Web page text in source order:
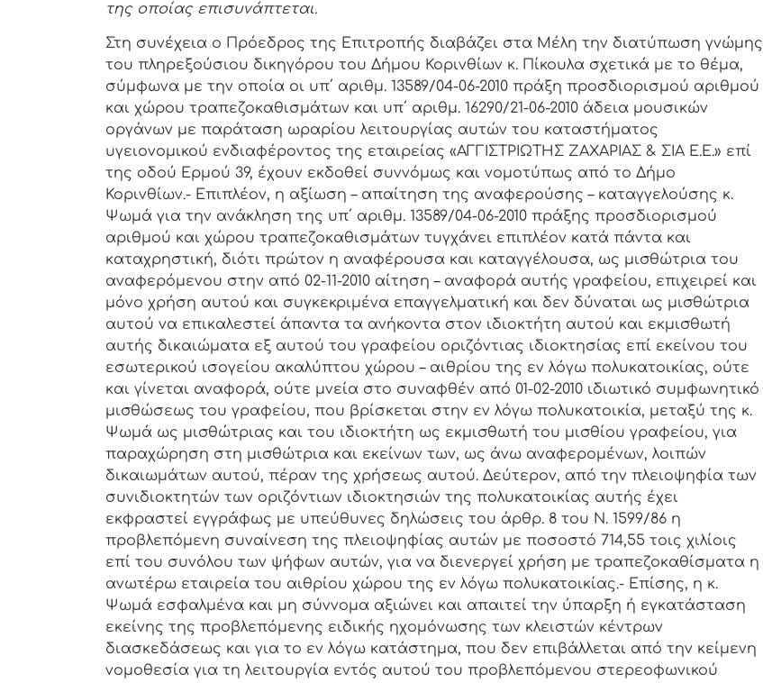
της οποίας επισυνάπτεται.
Στη συνέχεια ο Πρόεδρος της Επιτροπής διαβάζει στα Μέλη την διατύπωση γνώμης
του πληρεξούσιου δικηγόρου του Δήμου Κορινθίων κ. Πίκουλα σχετικά με το θέμα,
σύμφωνα με την οποία οι υπ΄ αριθμ. 13589/04-06-2010 πράξη προσδιορισμού αριθμού
και χώρου τραπεζοκαθισμάτων και υπ΄ αριθμ. 16290/21-06-2010 άδεια μουσικών
οργάνων με παράταση ωραρίου λειτουργίας αυτών του καταστήματος
υγειονομικού ενδιαφέροντος της εταιρείας «ΑΓΓΙΣΤΡΙΩΤΗΣ ΖΑΧΑΡΙΑΣ & ΣΙΑ Ε.Ε.» επί
της οδού Ερμού 39, έχουν εκδοθεί συννόμως και νομοτύπως από το Δήμο
Κορινθίων.- Επιπλέον, η αξίωση – απαίτηση της αναφερούσης – καταγγελούσης κ.
Ψωμά για την ανάκληση της υπ΄ αριθμ. 13589/04-06-2010 πράξης προσδιορισμού
αριθμού και χώρου τραπεζοκαθισμάτων τυγχάνει επιπλέον κατά πάντα και
καταχρηστική, διότι πρώτον η αναφέρουσα και καταγγέλουσα, ως μισθώτρια του
αναφερόμενου στην από 02-11-2010 αίτηση – αναφορά αυτής γραφείου, επιχειρεί και
μόνο χρήση αυτού και συγκεκριμένα επαγγελματική και δεν δύναται ως μισθώτρια
αυτού να επικαλεστεί άπαντα τα ανήκοντα στον ιδιοκτήτη αυτού και εκμισθωτή
αυτής δικαιώματα εξ αυτού του γραφείου οριζόντιας ιδιοκτησίας επί εκείνου του
εσωτερικού ισογείου ακαλύπτου χώρου – αιθρίου της εν λόγω πολυκατοικίας, ούτε
και γίνεται αναφορά, ούτε μνεία στο συναφθέν από 01-02-2010 ιδιωτικό συμφωνητικό
μισθώσεως του γραφείου, που βρίσκεται στην εν λόγω πολυκατοικία, μεταξύ της κ.
Ψωμά ως μισθώτριας και του ιδιοκτήτη ως εκμισθωτή του μισθίου γραφείου, για
παραχώρηση στη μισθώτρια και εκείνων των, ως άνω αναφερομένων, λοιπών
δικαιωμάτων αυτού, πέραν της χρήσεως αυτού. Δεύτερον, από την πλειοψηφία των
συνιδιοκτητών των οριζόντιων ιδιοκτησιών της πολυκατοικίας αυτής έχει
εκφραστεί εγγράφως με υπεύθυνες δηλώσεις του άρθρ. 8 του Ν. 1599/86 η
προβλεπόμενη συναίνεση της πλειοψηφίας αυτών με ποσοστό 714,55 τοις χιλίοις
επί του συνόλου των ψήφων αυτών, για να διενεργεί χρήση με τραπεζοκαθίσματα η
ανωτέρω εταιρεία του αιθρίου χώρου της εν λόγω πολυκατοικίας.- Επίσης, η κ.
Ψωμά εσφαλμένα και μη σύννομα αξιώνει και απαιτεί την ύπαρξη ή εγκατάσταση
εκείνης της προβλεπόμενης ειδικής ηχομόνωσης των κλειστών κέντρων
διασκεδάσεως και για το εν λόγω κατάστημα, που δεν επιβάλλεται από την κείμενη
νομοθεσία για τη λειτουργία εντός αυτού του προβλεπόμενου στερεοφωνικού